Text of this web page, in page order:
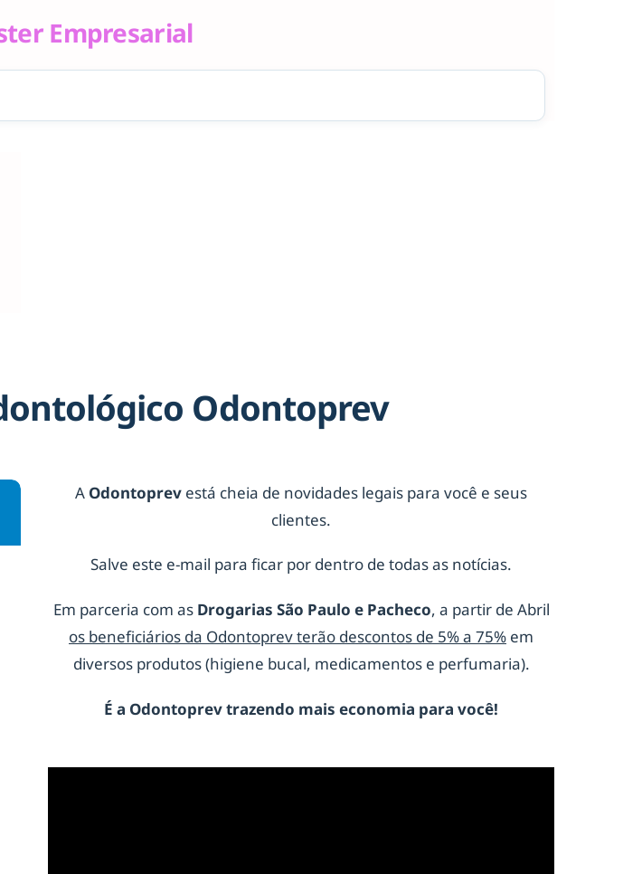
Empresarial
Odontoprev
A Odontoprev está cheia de novidades legais para você e seus
clientes.
Salve este e-mail para ficar por dentro de todas as notícias.
Em parceria com as Drogarias São Paulo e Pacheco, a partir de Abril
os beneficiários da Odontoprev terão descontos de 5% a 75% em
diversos produtos (higiene bucal, medicamentos e perfumaria).
É a Odontoprevtrazendo mais economia para você!